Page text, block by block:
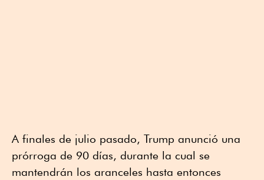
A finales de julio pasado, Trump anunció una
prórroga de 90 días, durante la cual se
mantendrán los aranceles hasta entonces